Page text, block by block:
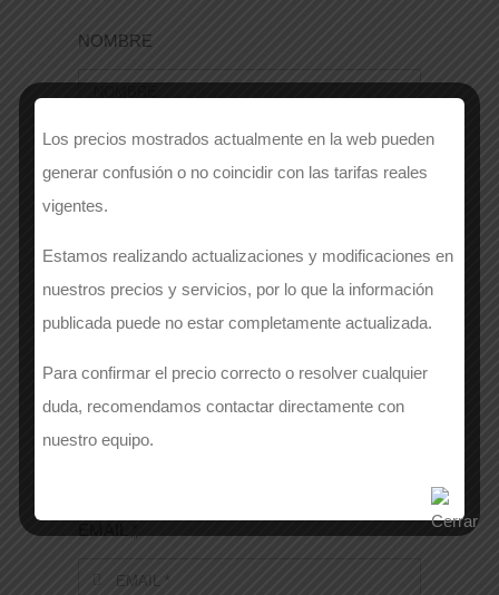
NOMBRE
EMPRESA
APELLIDOS*
Número de contacto*
Los precios mostrados actualmente en la web pueden
generar confusión o no coincidir con las tarifas reales
vigentes.
Estamos realizando actualizaciones y modificaciones en
nuestros precios y servicios, por lo que la información
publicada puede no estar completamente actualizada.
Para confirmar el precio correcto o resolver cualquier
duda, recomendamos contactar directamente con
nuestro equipo.